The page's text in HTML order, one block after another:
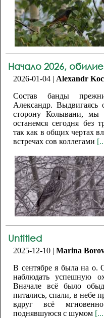
Начало 2026,
2026-01-04 | Alexandr
Состав банды
Александр. Выдвигаясь
сторону Колывани, мы
останемся сегодня без
так как в общих чертах
встречах сов коллегами
Untitled
2025-12-10 | Marina
В сентябре я была на о.
наблюдать успешную
Вначале всё было
питались, спали, в небе
вдруг всё
поднявшуюся с шумом